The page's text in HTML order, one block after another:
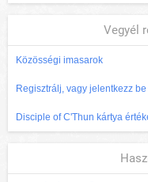
Vegyél
Közösségi imasarok
Regisztrálj, vagy jelentkezz be
Disciple of C'Thun kártya